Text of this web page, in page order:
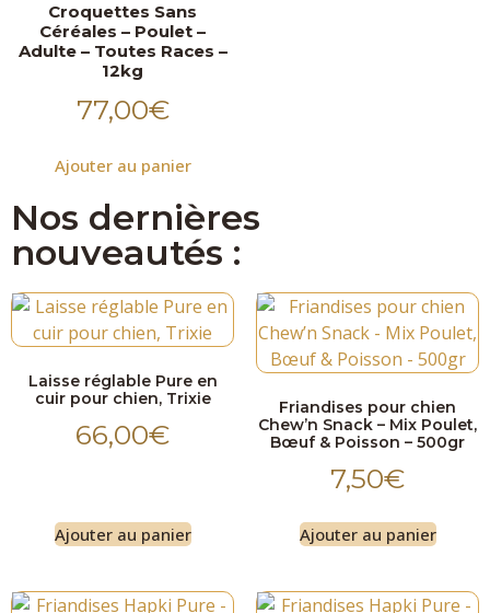
Croquettes Sans
Céréales – Poulet –
Adulte – Toutes Races –
12kg
77,00€
Ajouter au panier
Nos dernières
nouveautés :
Laisse réglable Pure en
cuir pour chien, Trixie
66,00€
Ajouter au panier
Friandises pour chien
Chew’n Snack – Mix Poulet,
Bœuf & Poisson – 500gr
7,50€
Ajouter au panier